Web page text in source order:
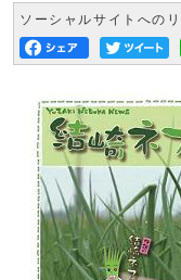
ソーシャルサイトへの